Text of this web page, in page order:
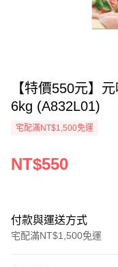
【特價550元】
6kg (A832L01)
宅配滿NT$1,500免運
NT$550
付款與運送方式
宅配滿NT$1,500免運